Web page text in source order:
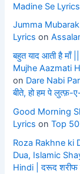
Madine Se Lyrics
Jumma
Lyrics on
बहुत याद आती है
Mujhe Aazmati
on Dare Nabi
बीते, हो हम पे लुत्फ़-
Good Morning
Lyrics onTop
Roza Rakhne ki
Dua, Islamic
Hindi | दरूद शरीफ